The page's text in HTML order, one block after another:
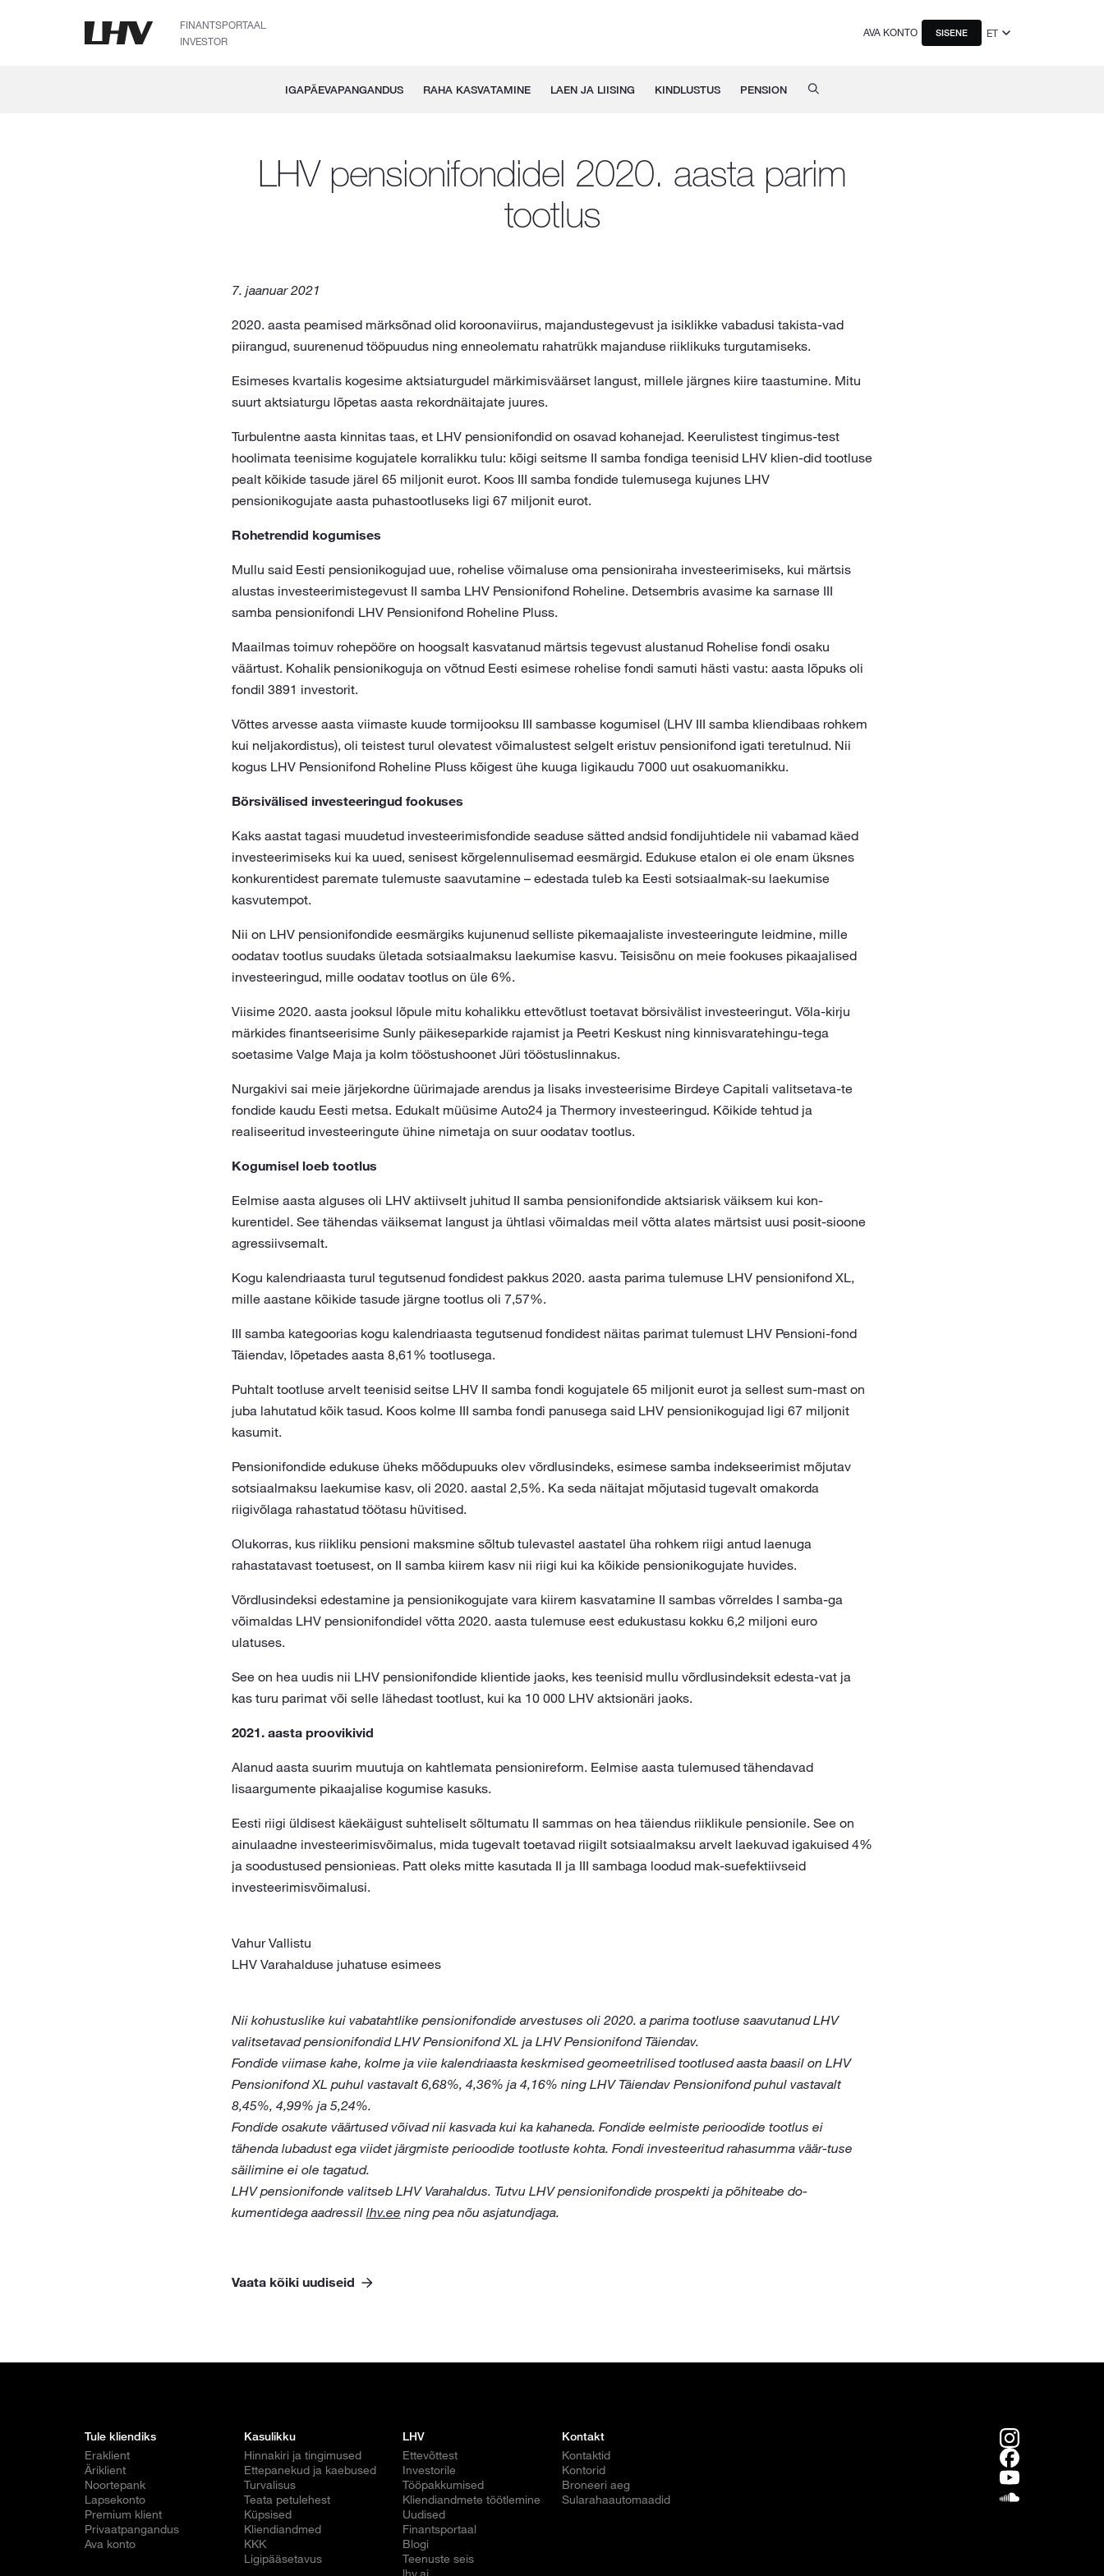
FINANTSPORTAAL
INVESTOR
AVA KONTO SISENE ET
IGAPÄEVAPANGANDUS RAHA KASVATAMINE LAEN JA LIISING KINDLUSTUS PENSION
LHV pensionifondidel 2020. aasta parim
tootlus
7. jaanuar 2021
2020. aasta peamised märksõnad olid koroonaviirus, majandustegevust ja isiklikke vabadusi takista-vad
piirangud, suurenenud tööpuudus ning enneolematu rahatrükk majanduse riiklikuks turgutamiseks.
Esimeses kvartalis kogesime aktsiaturgudel märkimisväärset langust, millele järgnes kiire taastumine. Mitu
suurt aktsiaturgu lõpetas aasta rekordnäitajate juures.
Turbulentne aasta kinnitas taas, et LHV pensionifondid on osavad kohanejad. Keerulistest tingimus-test
hoolimata teenisime kogujatele korralikku tulu: kõigi seitsme II samba fondiga teenisid LHV klien-did tootluse
pealt kõikide tasude järel 65 miljonit eurot. Koos III samba fondide tulemusega kujunes LHV
pensionikogujate aasta puhastootluseks ligi 67 miljonit eurot.
Rohetrendid kogumises
Mullu said Eesti pensionikogujad uue, rohelise võimaluse oma pensioniraha investeerimiseks, kui märtsis
alustas investeerimistegevust II samba LHV Pensionifond Roheline. Detsembris avasime ka sarnase III
samba pensionifondi LHV Pensionifond Roheline Pluss.
Maailmas toimuv rohepööre on hoogsalt kasvatanud märtsis tegevust alustanud Rohelise fondi osaku
väärtust. Kohalik pensionikoguja on võtnud Eesti esimese rohelise fondi samuti hästi vastu: aasta lõpuks oli
fondil 3891 investorit.
Võttes arvesse aasta viimaste kuude tormijooksu III sambasse kogumisel (LHV III samba kliendibaas rohkem
kui neljakordistus), oli teistest turul olevatest võimalustest selgelt eristuv pensionifond igati teretulnud. Nii
kogus LHV Pensionifond Roheline Pluss kõigest ühe kuuga ligikaudu 7000 uut osakuomanikku.
Börsivälised investeeringud fookuses
Kaks aastat tagasi muudetud investeerimisfondide seaduse sätted andsid fondijuhtidele nii vabamad käed
investeerimiseks kui ka uued, senisest kõrgelennulisemad eesmärgid. Edukuse etalon ei ole enam üksnes
konkurentidest paremate tulemuste saavutamine – edestada tuleb ka Eesti sotsiaalmak-su laekumise
kasvutempot.
Nii on LHV pensionifondide eesmärgiks kujunenud selliste pikemaajaliste investeeringute leidmine, mille
oodatav tootlus suudaks ületada sotsiaalmaksu laekumise kasvu. Teisisõnu on meie fookuses pikaajalised
investeeringud, mille oodatav tootlus on üle 6%.
Viisime 2020. aasta jooksul lõpule mitu kohalikku ettevõtlust toetavat börsivälist investeeringut. Võla-kirju
märkides finantseerisime Sunly päikeseparkide rajamist ja Peetri Keskust ning kinnisvaratehingu-tega
soetasime Valge Maja ja kolm tööstushoonet Jüri tööstuslinnakus.
Nurgakivi sai meie järjekordne üürimajade arendus ja lisaks investeerisime Birdeye Capitali valitsetava-te
fondide kaudu Eesti metsa. Edukalt müüsime Auto24 ja Thermory investeeringud. Kõikide tehtud ja
realiseeritud investeeringute ühine nimetaja on suur oodatav tootlus.
Kogumisel loeb tootlus
Eelmise aasta alguses oli LHV aktiivselt juhitud II samba pensionifondide aktsiarisk väiksem kui kon-
kurentidel. See tähendas väiksemat langust ja ühtlasi võimaldas meil võtta alates märtsist uusi posit-sioone
agressiivsemalt.
Kogu kalendriaasta turul tegutsenud fondidest pakkus 2020. aasta parima tulemuse LHV pensionifond XL,
mille aastane kõikide tasude järgne tootlus oli 7,57%.
III samba kategoorias kogu kalendriaasta tegutsenud fondidest näitas parimat tulemust LHV Pensioni-fond
Täiendav, lõpetades aasta 8,61% tootlusega.
Puhtalt tootluse arvelt teenisid seitse LHV II samba fondi kogujatele 65 miljonit eurot ja sellest sum-mast on
juba lahutatud kõik tasud. Koos kolme III samba fondi panusega said LHV pensionikogujad ligi 67 miljonit
kasumit.
Pensionifondide edukuse üheks mõõdupuuks olev võrdlusindeks, esimese samba indekseerimist mõjutav
sotsiaalmaksu laekumise kasv, oli 2020. aastal 2,5%. Ka seda näitajat mõjutasid tugevalt omakorda
riigivõlaga rahastatud töötasu hüvitised.
Olukorras, kus riikliku pensioni maksmine sõltub tulevastel aastatel üha rohkem riigi antud laenuga
rahastatavast toetusest, on II samba kiirem kasv nii riigi kui ka kõikide pensionikogujate huvides.
Võrdlusindeksi edestamine ja pensionikogujate vara kiirem kasvatamine II sambas võrreldes I samba-ga
võimaldas LHV pensionifondidel võtta 2020. aasta tulemuse eest edukustasu kokku 6,2 miljoni euro
ulatuses.
See on hea uudis nii LHV pensionifondide klientide jaoks, kes teenisid mullu võrdlusindeksit edesta-vat ja
kas turu parimat või selle lähedast tootlust, kui ka 10 000 LHV aktsionäri jaoks.
2021. aasta proovikivid
Alanud aasta suurim muutuja on kahtlemata pensionireform. Eelmise aasta tulemused tähendavad
lisaargumente pikaajalise kogumise kasuks.
Eesti riigi üldisest käekäigust suhteliselt sõltumatu II sammas on hea täiendus riiklikule pensionile. See on
ainulaadne investeerimisvõimalus, mida tugevalt toetavad riigilt sotsiaalmaksu arvelt laekuvad igakuised 4%
ja soodustused pensionieas. Patt oleks mitte kasutada II ja III sambaga loodud mak-suefektiivseid
investeerimisvõimalusi.
Vahur Vallistu
LHV Varahalduse juhatuse esimees
Nii kohustuslike kui vabatahtlike pensionifondide arvestuses oli 2020. a parima tootluse saavutanud LHV
valitsetavad pensionifondid LHV Pensionifond XL ja LHV Pensionifond Täiendav.
Fondide viimase kahe, kolme ja viie kalendriaasta keskmised geomeetrilised tootlused aasta baasil on LHV
Pensionifond XL puhul vastavalt 6,68%, 4,36% ja 4,16% ning LHV Täiendav Pensionifond puhul vastavalt
8,45%, 4,99% ja 5,24%.
Fondide osakute väärtused võivad nii kasvada kui ka kahaneda. Fondide eelmiste perioodide tootlus ei
tähenda lubadust ega viidet järgmiste perioodide tootluste kohta. Fondi investeeritud rahasumma väär-tuse
säilimine ei ole tagatud.
LHV pensionifonde valitseb LHV Varahaldus. Tutvu LHV pensionifondide prospekti ja põhiteabe do-
kumentidega aadressil lhv.ee ning pea nõu asjatundjaga.
Vaata kõiki uudiseid
Tule kliendiks
Eraklient
Äriklient
Noortepank
Lapsekonto
Premium klient
Privaatpangandus
Ava konto
Kasulikku
Hinnakiri ja tingimused
Ettepanekud ja kaebused
Turvalisus
Teata petulehest
Küpsised
Kliendiandmed
KKK
Ligipääsetavus
LHV
Ettevõttest
Investorile
Tööpakkumised
Kliendiandmete töötlemine
Uudised
Finantsportaal
Blogi
Teenuste seis
Kontakt
Kontaktid
Kontorid
Broneeri aeg
Sularahaautomaadid